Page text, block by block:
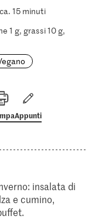
15 minuti
1 g, grassi 10 g,
Appunti
insalata di
e cumino,